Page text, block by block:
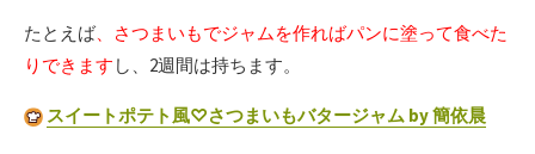
たとえば、さつまいもでジャムを作ればパンに塗って食べた
りできます し、2週間は持ちます。
スイートポテト風♡さつまいもバタージャム by 簡依晨